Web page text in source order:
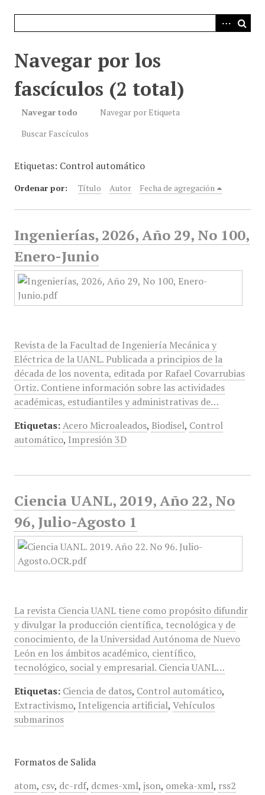
Navegar por los
fascículos (2 total)
Navegar todo
Navegar por Etiqueta
Buscar Fascículos
Etiquetas: Control automático
Ordenar por: Título Autor Fecha de agregación
Ingenierías, 2026, Año 29, No 100,
Enero-Junio
Revista de la Facultad de Ingeniería Mecánica y
Eléctrica de la UANL. Publicada a principios de la
década de los noventa, editada por Rafael Covarrubias
Ortiz. Contiene información sobre las actividades
académicas, estudiantiles y administrativas de…
Etiquetas: Acero Microaleados, Biodisel, Control
automático, Impresión 3D
Ciencia UANL, 2019, Año 22, No
96, Julio-Agosto 1
La revista Ciencia UANL tiene como propósito difundir
y divulgar la producción científica, tecnológica y de
conocimiento, de la Universidad Autónoma de Nuevo
León en los ámbitos académico, científico,
tecnológico, social y empresarial. Ciencia UANL…
Etiquetas: Ciencia de datos, Control automático,
Extractivismo, Inteligencia artificial, Vehículos
submarinos
Formatos de Salida
atom, csv, dc-rdf, dcmes-xml, json, omeka-xml, rss2